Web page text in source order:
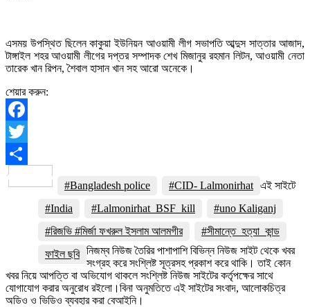
এসময় উপস্থিত ছিলেন কাকুয়া ইউনিয়ন আওয়ামী লীগ সভাপতি আব্দুস সাত্তার আজাদ,
টাঙ্গাইল শহর আওয়ামী লীগের দপ্তর সম্পাদক শেখ মিজানুর রহমান লিটন, আওয়ামী নেতা
তারেক খান রিপন, শৈবাল হাসান খান সহ আরো অনেকে।
শেয়ার করুন:
Facebook
Twitter
#Bangladesh police
#CID- Lalmonirhat
#India
#Lalmonirhat_BSF_kill
#uno Kaliganj
#রিজভি #মির্জা ফখরুল ইসলাম আলমগীর
#সীমান্তে_হত্যা_কান্ড
ফাইল ছবি
এই সাইটে
নিজম্ব নিউজ তৈরির পাশাপাশি বিভিন্ন নিউজ সাইট থেকে খবর
সংগ্রহ করে সংশ্লিষ্ট সূত্রসহ প্রকাশ করে থাকি। তাই কোন
খবর নিয়ে আপত্তি বা অভিযোগ থাকলে সংশ্লিষ্ট নিউজ সাইটের কর্তৃপক্ষের সাথে
যোগাযোগ করার অনুরোধ রইলো।বিনা অনুমতিতে এই সাইটের সংবাদ, আলোকচিত্র
অডিও ও ভিডিও ব্যবহার করা বেআইনি।